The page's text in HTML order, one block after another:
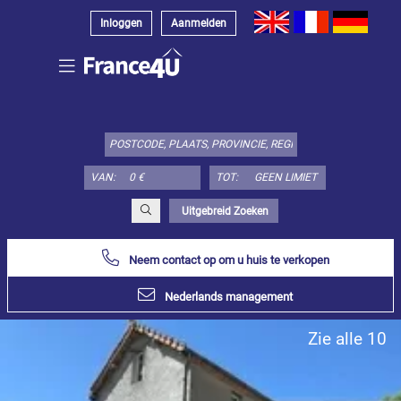
Inloggen Aanmelden
VAN: TOT:
Uitgebreid Zoeken
Appartement
Alles
selecteren
Appartement
Penthouse
Neem contact op om u huis te verkopen
Nederlands management
Zie alle 10